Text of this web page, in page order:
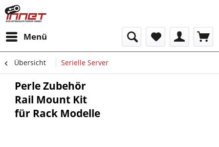
Menü
Übersicht Serielle Server
Perle Zubehör
Rail Mount Kit
für Rack Modelle